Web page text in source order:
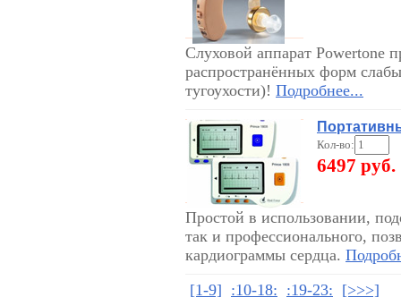
Слуховой аппарат Powertone
распространённых форм
тугоухости)! Подробнее...
Кол-во:
6497 руб.
Простой в использовании,
так и профессионального,
кардиограммы сердца.
[1-9] :10-18: :19-23: [>>>]